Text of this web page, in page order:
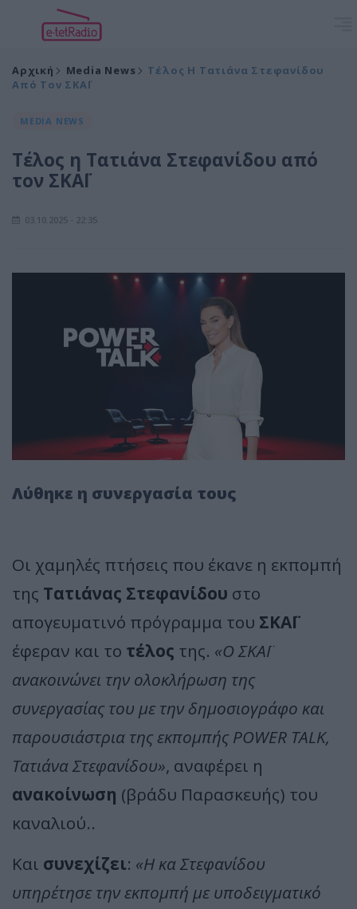
Αρχική Media News
Τέλος Η Τατιάνα Στεφανίδου
Από Τον ΣΚΑΪ
MEDIA NEWS
Τέλος η Τατιάνα Στεφανίδου από
τον ΣΚΑΪ
03.10.2025 - 22:35
Λύθηκε η συνεργασία τους
Οι χαμηλές πτήσεις που έκανε η εκπομπή
της Τατιάνας Στεφανίδου στο
απογευματινό πρόγραμμα του ΣΚΑΪ
έφεραν και το τέλος της. «Ο ΣΚΑΪ
ανακοινώνει την ολοκλήρωση της
συνεργασίας του με την δημοσιογράφο και
παρουσιάστρια της εκπομπής POWER TALK,
Τατιάνα Στεφανίδου», αναφέρει η
ανακοίνωση (βράδυ Παρασκευής) του
καναλιού..
Και συνεχίζει: «Η κα Στεφανίδου
υπηρέτησε την εκπομπή με υποδειγματικό